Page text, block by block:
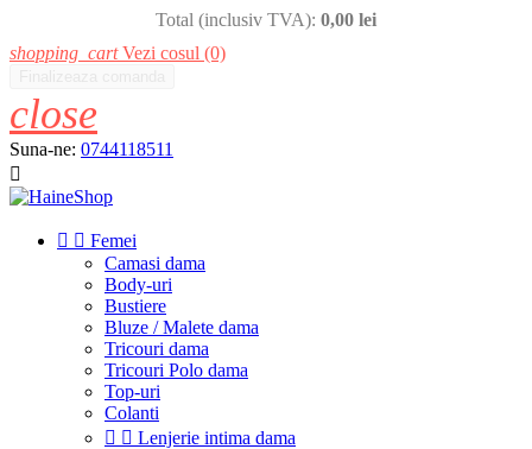
Total (inclusiv TVA): 0,00 lei
shopping_cart Vezi cosul (0)
close
Suna-ne: 0744118511

  Femei
Camasi dama
Body-uri
Bustiere
Bluze / Malete dama
Tricouri dama
Tricouri Polo dama
Top-uri
Colanti
  Lenjerie intima dama